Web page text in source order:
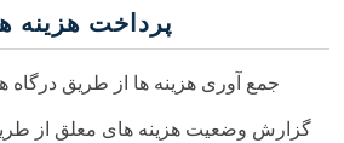
پرداخت هزینه
جمع آوری هزینه ها از طریق درگاه
گزارش وضعیت هزینه های معلق از طریق